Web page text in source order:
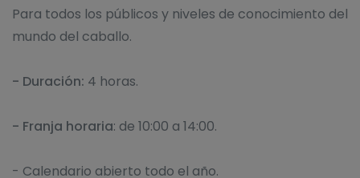
Para todos los públicos y niveles de conocimiento del
mundo del caballo.
- Duración: 4 horas.
- Franja horaria: de 10:00 a 14:00.
- Calendario abierto todo el año.